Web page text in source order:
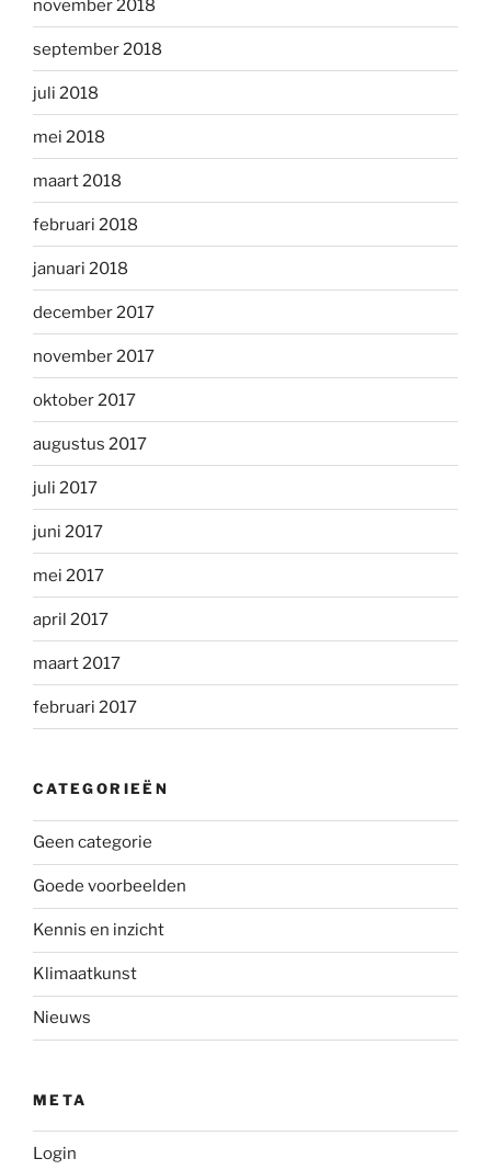
november 2018
september 2018
juli 2018
mei 2018
maart 2018
februari 2018
januari 2018
december 2017
november 2017
oktober 2017
augustus 2017
juli 2017
juni 2017
mei 2017
april 2017
maart 2017
februari 2017
CATEGORIEËN
Geen categorie
Goede voorbeelden
Kennis en inzicht
Klimaatkunst
Nieuws
META
Login